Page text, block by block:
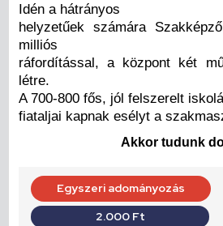
Idén a hátrányos
helyzetűek számára
milliós
ráfordítással, a központ két
létre.
A 700-800 fős, jól felszerelt
fiataljai kapnak esélyt a
Akkor tudunk